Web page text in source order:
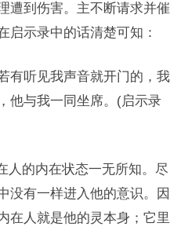
遭到伤害。主不断请求并催
启示录中的话清楚可知：
有听见我声音就开门的，我
他与我一同坐席。(启示录
人的内在状态一无所知。尽
没有一样进入他的意识。因
在人就是他的灵本身；它里